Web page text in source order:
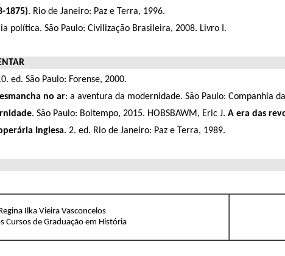
1875). Rio de Janeiro: Paz e Terra, 1996.
política. São Paulo: Civilização Brasileira, 2008. Livro I.
ed. São Paulo: Forense, 2000.
no ar: a aventura da modernidade. São Paulo: Companhia
. São Paulo: Boitempo, 2015. HOBSBAWM, Eric J. A era das
Inglesa. 2. ed. Rio de Janeiro: Paz e Terra, 1989.
Ilka Vieira Vasconcelos
Cursos de Graduação em História